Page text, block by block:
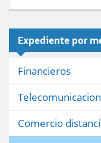
Expediente por
Financieros
Comercio